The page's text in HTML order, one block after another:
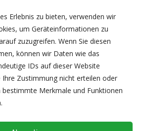
Erlebnis zu bieten, verwenden wir
um Geräteinformationen zu
zuzugreifen. Wenn Sie diesen
können wir Daten wie das
IDs auf dieser Website
Ihre Zustimmung nicht erteilen oder
bestimmte Merkmale und Funktionen